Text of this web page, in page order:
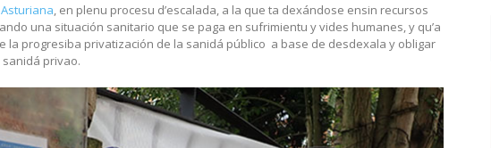
, en plenu procesu d’escalada, a la que ta dexándose ensin recursos
una situación sanitario que se paga en sufrimientu y vides humanes, y qu’a
la progresiba privatización de la sanidá público a base de desdexala y obligar
privao.